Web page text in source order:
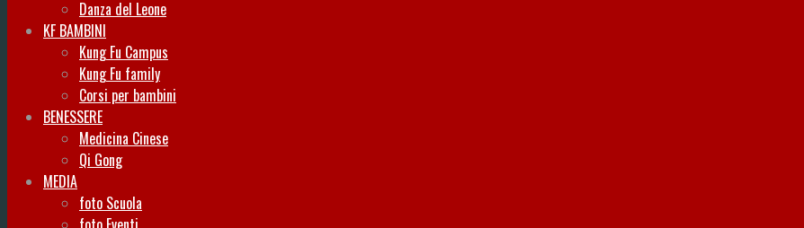
Danza del Leone
KF BAMBINI
Kung Fu Campus
Kung Fu family
Corsi per bambini
BENESSERE
Medicina Cinese
Qi Gong
MEDIA
foto Scuola